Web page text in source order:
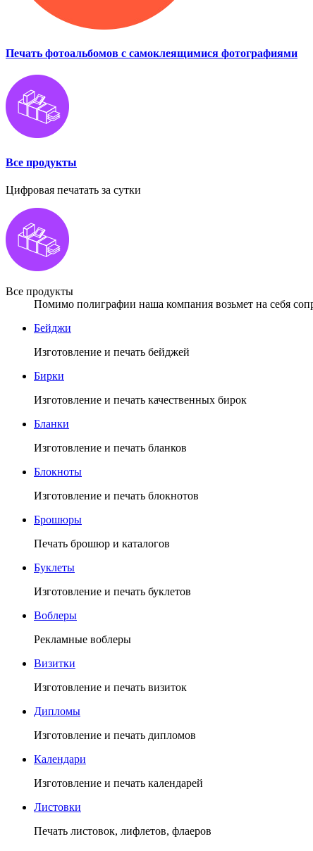
Печать фотоальбомов с самоклеящимися фотографиями
Все продукты
Цифровая печатать за сутки
Все продукты
Помимо полиграфии наша компания возьмет на себя
Бейджи
Изготовление и печать бейджей
Бирки
Изготовление и печать качественных бирок
Бланки
Изготовление и печать бланков
Блокноты
Изготовление и печать блокнотов
Брошюры
Печать брошюр и каталогов
Буклеты
Изготовление и печать буклетов
Воблеры
Рекламные воблеры
Визитки
Изготовление и печать визиток
Дипломы
Изготовление и печать дипломов
Календари
Изготовление и печать календарей
Листовки
Печать листовок, лифлетов, флаеров